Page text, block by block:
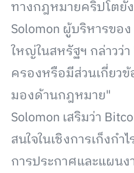
ทางกฎหมายคริปโตยั
Solomon ผู้บริหารขอ
ใหญ่ในสหรัฐฯ กล่าวว่
ครองหรือมีส่วนเกี่ยว
มองด้านกฎหมาย"
Solomon เสริมว่า
สนใจในเชิงการเก็งกำไ
การประกาศและแผน